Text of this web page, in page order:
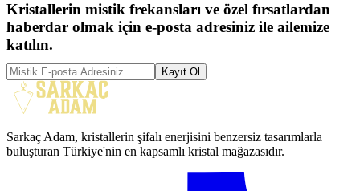
Kristallerin mistik frekansları ve özel fırsatlardan
haberdar olmak için e-posta adresiniz ile ailemize
katılın.
Kayıt Ol
Sarkaç Adam, kristallerin şifalı enerjisini benzersiz tasarımlarla
buluşturan Türkiye'nin en kapsamlı kristal mağazasıdır.